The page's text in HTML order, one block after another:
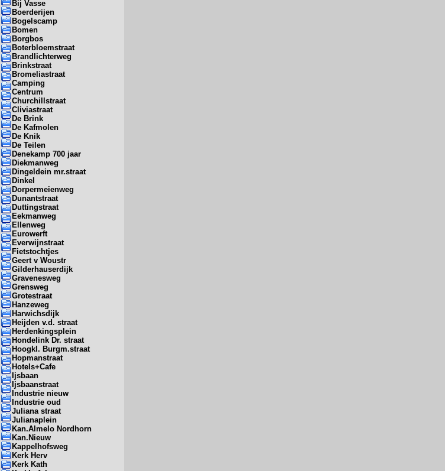
Bij Vasse
Boerderijen
Bogelscamp
Bomen
Borgbos
Boterbloemstraat
Brandlichterweg
Brinkstraat
Bromeliastraat
Camping
Centrum
Churchillstraat
Cliviastraat
De Brink
De Kafmolen
De Knik
De Teilen
Denekamp 700 jaar
Diekmanweg
Dingeldein mr.straat
Dinkel
Dorpermeienweg
Dunantstraat
Duttingstraat
Eekmanweg
Ellenweg
Eurowerft
Everwijnstraat
Fietstochtjes
Geert v Woustr
Gilderhauserdijk
Gravenesweg
Grensweg
Grotestraat
Hanzeweg
Harwichsdijk
Heijden v.d. straat
Herdenkingsplein
Hondelink Dr. straat
Hoogkl. Burgm.straat
Hopmanstraat
Hotels+Cafe
Ijsbaan
Ijsbaanstraat
Industrie nieuw
Industrie oud
Juliana straat
Julianaplein
Kan.Almelo Nordhorn
Kan.Nieuw
Kappelhofsweg
Kerk Herv
Kerk Kath